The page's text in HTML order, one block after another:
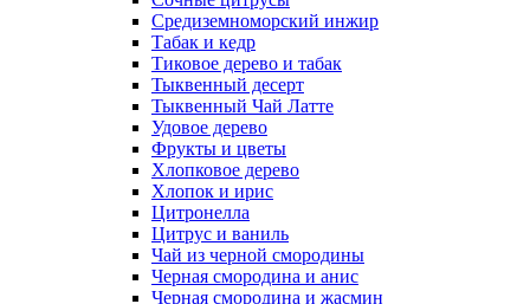
Средиземноморский инжир
Табак и кедр
Тиковое дерево и табак
Тыквенный десерт
Тыквенный Чай Латте
Удовое дерево
Фрукты и цветы
Хлопковое дерево
Хлопок и ирис
Цитронелла
Цитрус и ваниль
Чай из черной смородины
Черная смородина и анис
Черная смородина и жасмин